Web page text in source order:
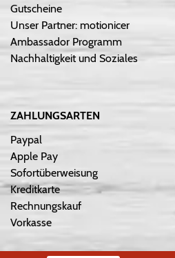
Gutscheine
Unser Partner: motionicer
Ambassador Programm
Nachhaltigkeit und Soziales
ZAHLUNGSARTEN
Paypal
Apple Pay
Sofortüberweisung
Kreditkarte
Rechnungskauf
Vorkasse